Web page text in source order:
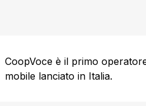
CoopVoce è il primo
mobile lanciato in Italia.